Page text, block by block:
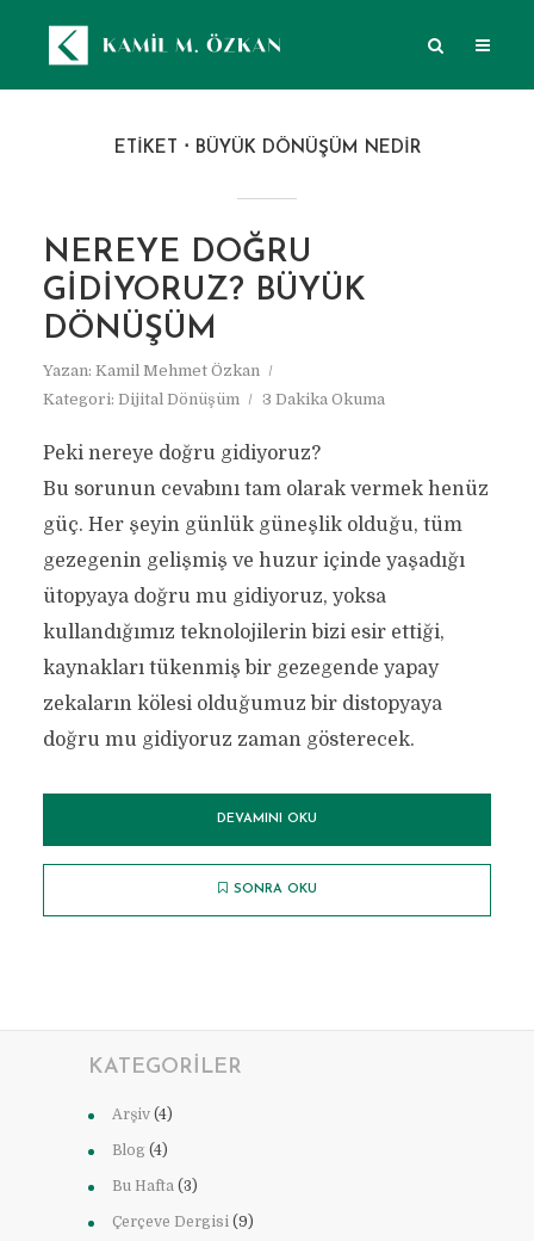
ETIKET BÜYÜK DÖNÜŞÜM NEDIR
NEREYE DOĞRU
GIDIYORUZ? BÜYÜK
DÖNÜŞÜM
Yazan: Kamil Mehmet Özkan
Kategori: Dijital Dönüşüm 3 Dakika Okuma
Peki nereye doğru gidiyoruz?
Bu sorunun cevabını tam olarak vermek henüz
güç. Her şeyin günlük güneşlik olduğu, tüm
gezegenin gelişmiş ve huzur içinde yaşadığı
ütopyaya doğru mu gidiyoruz, yoksa
kullandığımız teknolojilerin bizi esir ettiği,
kaynakları tükenmiş bir gezegende yapay
zekaların kölesi olduğumuz bir distopyaya
doğru mu gidiyoruz zaman gösterecek.
DEVAMINI OKU
SONRA OKU
KATEGORILER
Arşiv (4)
Blog (4)
Bu Hafta (3)
Çerçeve Dergisi (9)